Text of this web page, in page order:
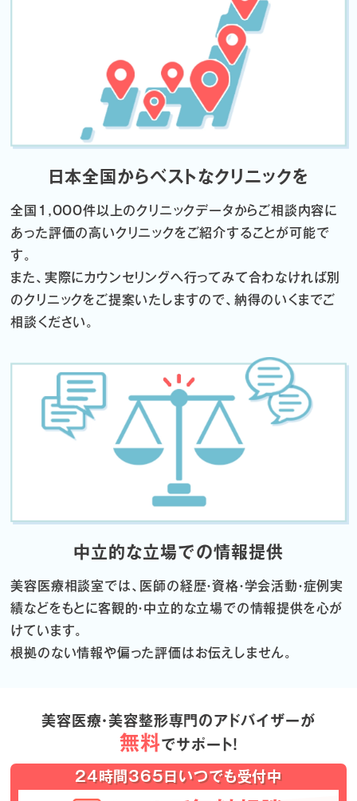
日本全国からベストなクリニックを
全国1,000件以上のクリニックデータからご相談内容に
あった評価の高いクリニックをご紹介することが可能で
す。
また、実際にカウンセリングへ行ってみて合わなければ別
のクリニックをご提案いたしますので、納得のいくまでご
相談ください。
中立的な立場での情報提供
美容医療相談室では、医師の経歴・資格・学会活動・症例実
績などをもとに客観的・中立的な立場での情報提供を心が
けています。
根拠のない情報や偏った評価はお伝えしません。
美容医療・美容整形専門のアドバイザーが
無料でサポート！
24時間365日いつでも受付中